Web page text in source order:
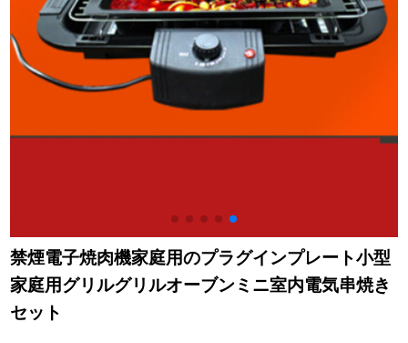
禁煙電子焼肉機家庭用のプラグインプレート小型
家庭用グリルグリルオーブンミニ室内電気串焼き
セット